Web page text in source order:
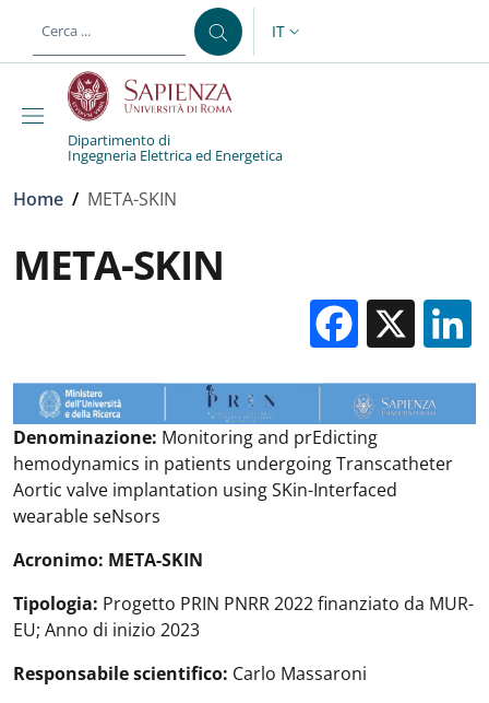
al contenuto principale
SELETTORE LINGUA:
IT
Dipartimento di
Ingegneria Elettrica ed Energetica
Briciole di pane
Home / META-SKIN
META-SKIN
X
Denominazione: Monitoring and prEdicting
hemodynamics in patients undergoing Transcatheter
Aortic valve implantation using SKin-Interfaced
wearable seNsors
Acronimo: META-SKIN
Tipologia: Progetto PRIN PNRR 2022 finanziato da MUR-
EU; Anno di inizio 2023
Responsabile scientifico: Carlo Massaroni